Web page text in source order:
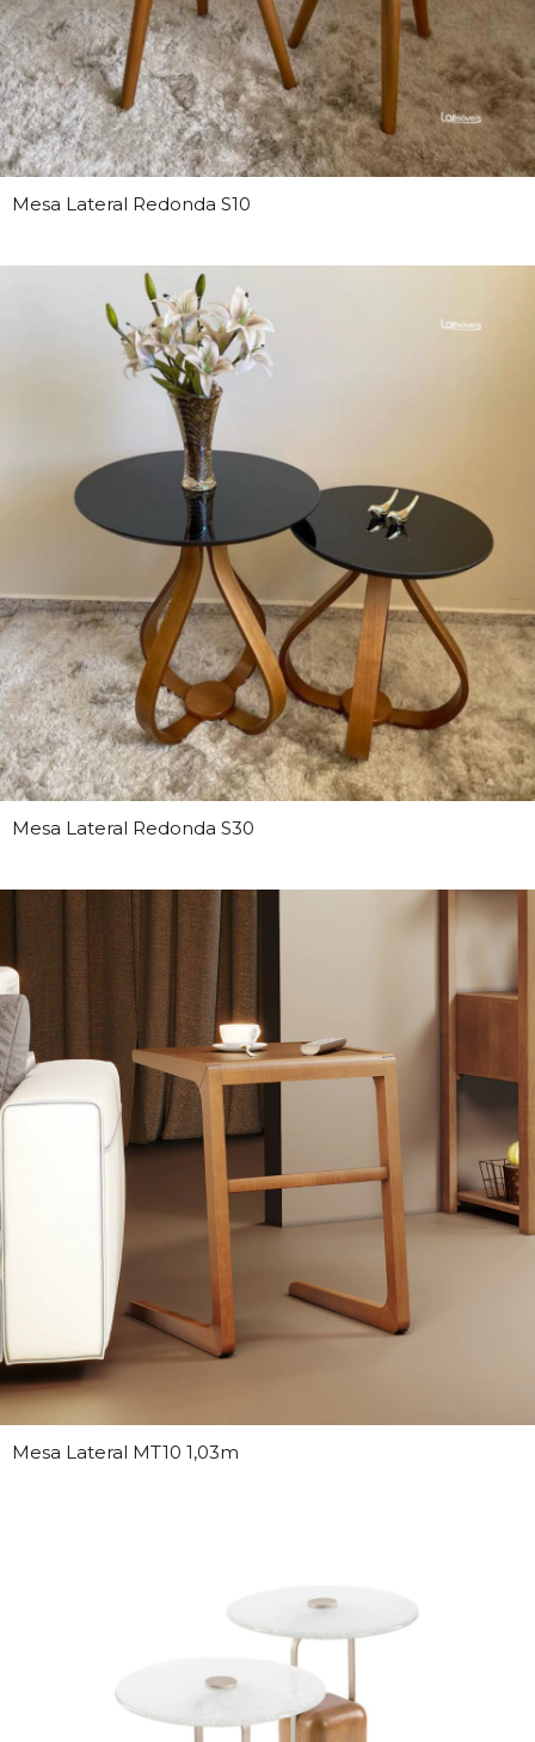
Mesa Lateral Redonda S10
Mesa Lateral Redonda S30
Mesa Lateral MT10 1,03m